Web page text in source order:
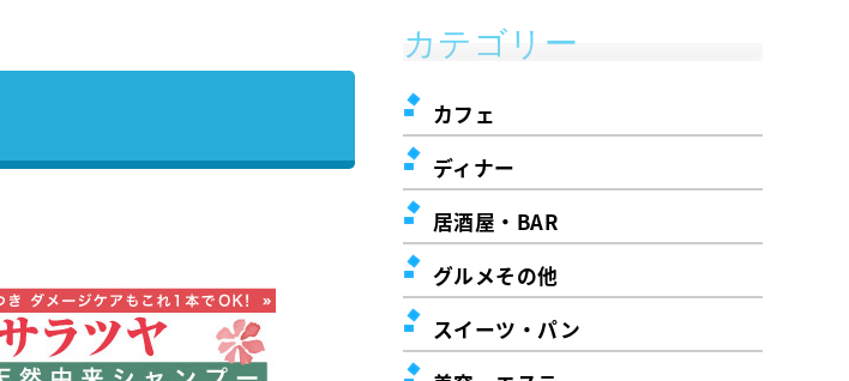
カテゴリー
カフェ
ディナー
居酒屋・BAR
グルメその他
スイーツ・パン